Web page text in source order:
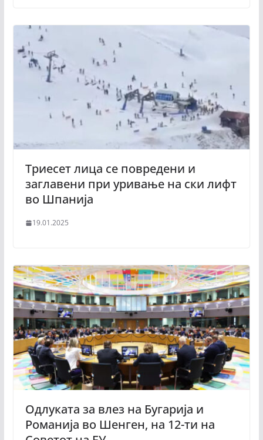
Триесет лица се повредени и
заглавени при уривање на ски лифт
во Шпанија
19.01.2025
Одлуката за влез на Бугарија и
Романија во Шенген, на 12-ти на